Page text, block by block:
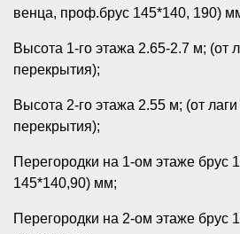
венца, проф.брус 145*140, 190)
Высота 1-го этажа 2.65-2.7 м; (от
перекрытия);
Высота 2-го этажа 2.55 м; (от
перекрытия);
Перегородки на 1-ом этаже брус
145*140,90) мм;
Перегородки на 2-ом этаже брус